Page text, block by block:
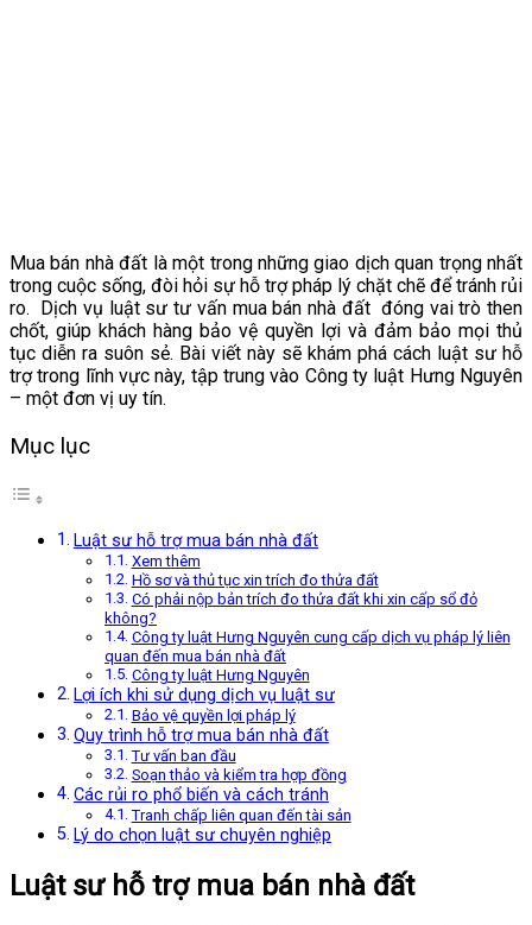
Mua bán nhà đất là một trong những giao dịch quan trọng nhất
trong cuộc sống, đòi hỏi sự hỗ trợ pháp lý chặt chẽ để tránh rủi
ro. Dịch vụ luật sư tư vấn mua bán nhà đất đóng vai trò then
chốt, giúp khách hàng bảo vệ quyền lợi và đảm bảo mọi thủ
tục diễn ra suôn sẻ. Bài viết này sẽ khám phá cách luật sư hỗ
trợ trong lĩnh vực này, tập trung vào Công ty luật Hưng Nguyên
– một đơn vị uy tín.
Mục lục
Luật sư hỗ trợ mua bán nhà đất
Xem thêm
Hồ sơ và thủ tục xin trích đo thửa đất
Có phải nộp bản trích đo thửa đất khi xin cấp sổ đỏ
không?
Công ty luật Hưng Nguyên cung cấp dịch vụ pháp lý liên
quan đến mua bán nhà đất
Công ty luật Hưng Nguyên
Lợi ích khi sử dụng dịch vụ luật sư
Bảo vệ quyền lợi pháp lý
Quy trình hỗ trợ mua bán nhà đất
Tư vấn ban đầu
Soạn thảo và kiểm tra hợp đồng
Các rủi ro phổ biến và cách tránh
Tranh chấp liên quan đến tài sản
Lý do chọn luật sư chuyên nghiệp
Luật sư hỗ trợ mua bán nhà đất